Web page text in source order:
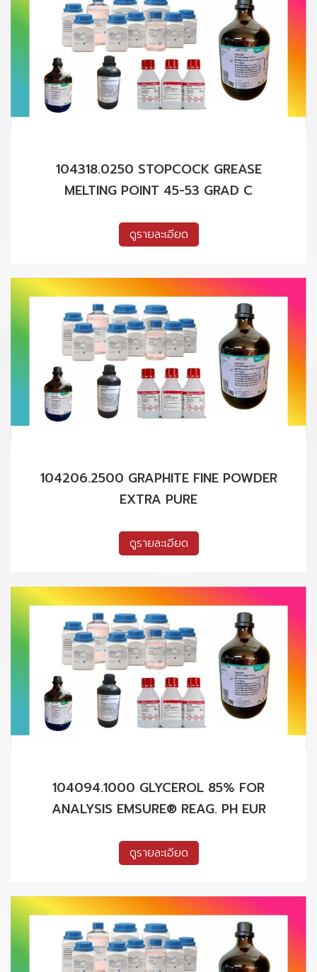
104318.0250 STOPCOCK GREASE
MELTING POINT 45-53 GRAD C
ดูรายละเอียด
104206.2500 GRAPHITE FINE POWDER
EXTRA PURE
ดูรายละเอียด
104094.1000 GLYCEROL 85% FOR
ANALYSIS EMSURE® REAG. PH EUR
ดูรายละเอียด